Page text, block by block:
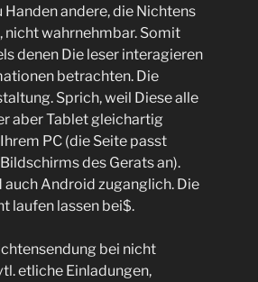
andere, die Nichtens
nicht wahrnehmbar. Somit
denen Die leser interagieren
betrachten. Die
Sprich, weil Diese alle
aber Tablet gleichartig
PC (die Seite passt
des Gerats an).
auch Android zuganglich. Die
laufen lassen bei$.
bei nicht
etliche Einladungen,